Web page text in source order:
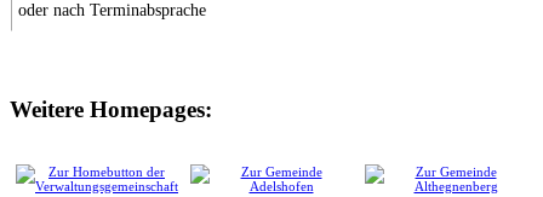
oder nach Terminabsprache
Weitere Homepages: